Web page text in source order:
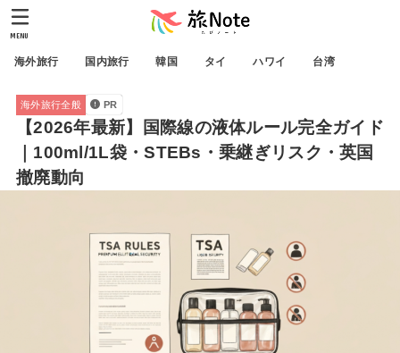
海外旅行 国内旅行 韓国 タイ ハワイ 台湾
MENU
海外旅行全般 PR
【2026年最新】国際線の液体ルール完全ガイド
｜100ml/1L袋・STEBs・乗継ぎリスク・英国
撤廃動向